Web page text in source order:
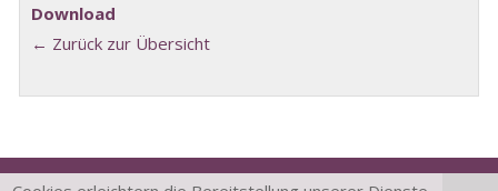
Download
← Zurück zur Übersicht